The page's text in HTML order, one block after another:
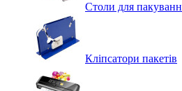
Столи для
Кліпсатори пакетів